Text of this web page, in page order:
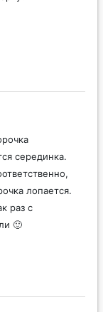
серединка.
лопается.
раз с
🙂